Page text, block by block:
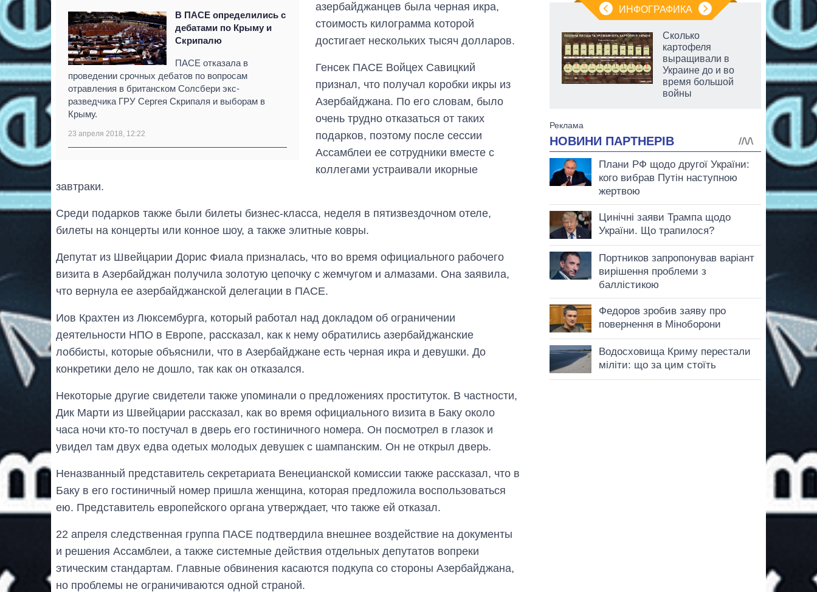
В ПАСЕ определились с
дебатами по Крыму и
Скрипалю
ПАСЕ отказала в
проведении срочных дебатов по вопросам
отравления в британском Солсбери экс-
разведчика ГРУ Сергея Скрипаля и выборам в
Крыму.
23 апреля 2018, 12:22
азербайджанцев была черная икра,
стоимость килограмма которой
достигает нескольких тысяч долларов.
Генсек ПАСЕ Войцех Савицкий
признал, что получал коробки икры из
Азербайджана. По его словам, было
очень трудно отказаться от таких
подарков, поэтому после сессии
Ассамблеи ее сотрудники вместе с
коллегами устраивали икорные
завтраки.
Среди подарков также были билеты бизнес-класса, неделя в пятизвездочном отеле,
билеты на концерты или конное шоу, а также элитные ковры.
Депутат из Швейцарии Дорис Фиала призналась, что во время официального рабочего
визита в Азербайджан получила золотую цепочку с жемчугом и алмазами. Она заявила,
что вернула ее азербайджанской делегации в ПАСЕ.
Иов Крахтен из Люксембурга, который работал над докладом об ограничении
деятельности НПО в Европе, рассказал, как к нему обратились азербайджанские
лоббисты, которые объяснили, что в Азербайджане есть черная икра и девушки. До
конкретики дело не дошло, так как он отказался.
Некоторые другие свидетели также упоминали о предложениях проституток. В частности,
Дик Марти из Швейцарии рассказал, как во время официального визита в Баку около
часа ночи кто-то постучал в дверь его гостиничного номера. Он посмотрел в глазок и
увидел там двух едва одетых молодых девушек с шампанским. Он не открыл дверь.
Неназванный представитель секретариата Венецианской комиссии также рассказал, что в
Баку в его гостиничный номер пришла женщина, которая предложила воспользоваться
ею. Представитель европейского органа утверждает, что также ей отказал.
22 апреля следственная группа ПАСЕ подтвердила внешнее воздействие на документы
и решения Ассамблеи, а также системные действия отдельных депутатов вопреки
этическим стандартам. Главные обвинения касаются подкупа со стороны Азербайджана,
но проблемы не ограничиваются одной страной.
ИНФОГРАФИКА
массированных
за лето: Киев и
область стали
главной целью рф
Сколько
картофеля
выращивали в
Украине до и во
время большой
войны